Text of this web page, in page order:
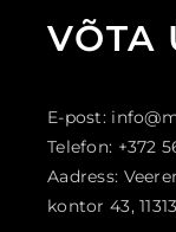
VÕTA
E-post:
Telefon: +372
Aadress:
kontor 43,